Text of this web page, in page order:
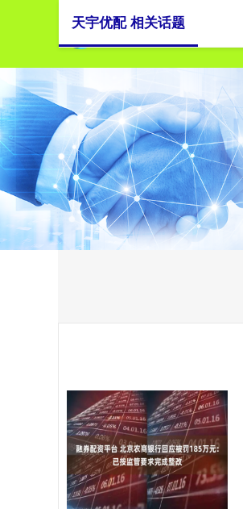
天宇优配 相关话题